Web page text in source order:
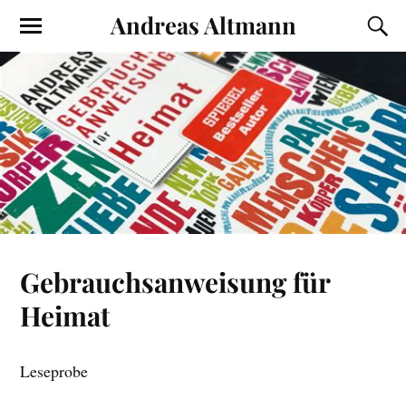
Andreas Altmann
Gebrauchsanweisung für
Heimat
Leseprobe